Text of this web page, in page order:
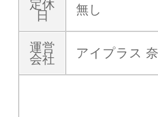
定休
日
無し
運営
会社
アイプラス